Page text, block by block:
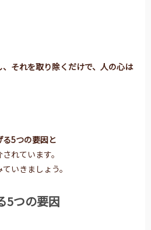
それを取り除くだけで、人の心は
5つの要因と
れています。
いきましょう。
5つの要因